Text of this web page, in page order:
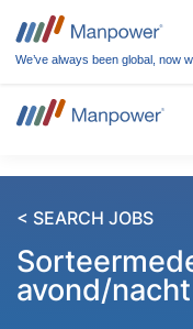
We’ve always been global, now
< SEARCH JOBS
avond/